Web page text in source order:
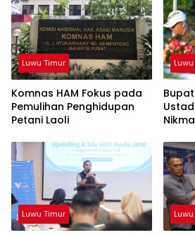
Luwu Timur
Komnas HAM Fokus pada
Pemulihan Penghidupan
Petani Laoli
Luwu Timur